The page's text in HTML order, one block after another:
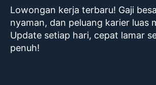
Lowongan kerja terbaru! Gaji
nyaman, dan peluang karier luas
Update setiap hari, cepat lamar
penuh!